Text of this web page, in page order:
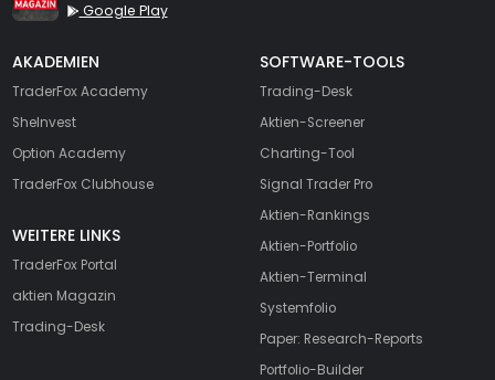
Google Play
AKADEMIEN
TraderFox Academy
SheInvest
Option Academy
TraderFox Clubhouse
WEITERE LINKS
TraderFox Portal
aktien Magazin
Trading-Desk
SOFTWARE-TOOLS
Trading-Desk
Aktien-Screener
Charting-Tool
Signal Trader Pro
Aktien-Rankings
Aktien-Portfolio
Aktien-Terminal
Systemfolio
Paper: Research-Reports
Portfolio-Builder